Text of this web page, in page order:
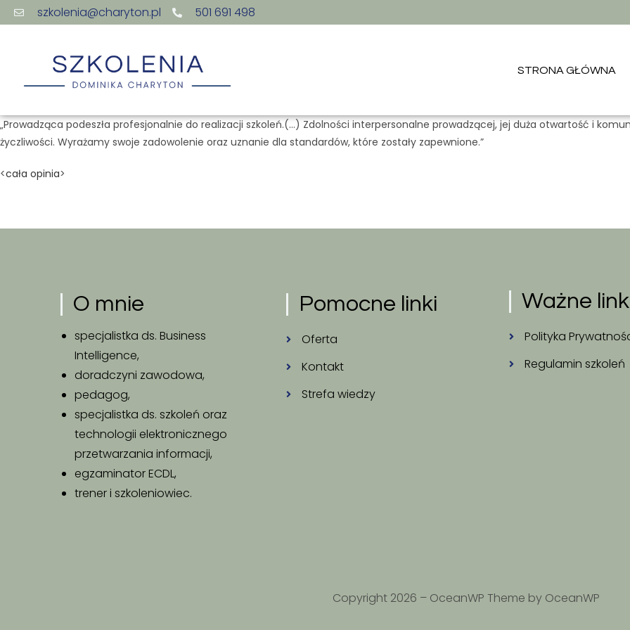
szkolenia@charyton.pl 501 691 498
STRONA GŁÓWNA
„Prowadząca podeszła profesjonalnie do realizacji szkoleń.(…) Zdolności interpersonalne prowadzącej, jej duża otwartość i
życzliwości. Wyrażamy swoje zadowolenie oraz uznanie dla standardów, które zostały zapewnione.”
<cała opinia>
O mnie
specjalistka ds. Business
Intelligence,
doradczyni zawodowa,
pedagog,
specjalistka ds. szkoleń oraz
technologii elektronicznego
przetwarzania informacji,
egzaminator ECDL,
trener i szkoleniowiec.
Pomocne linki
Oferta
Kontakt
Strefa wiedzy
Ważne
Polityka
Regulamin szkoleń
Copyright 2026 – OceanWP Theme by OceanWP